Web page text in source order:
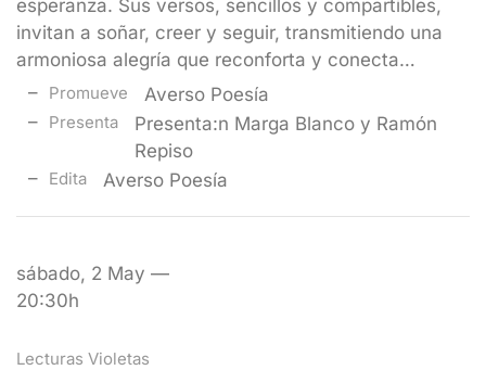
esperanza. Sus versos, sencillos y compartibles,
invitan a soñar, creer y seguir, transmitiendo una
armoniosa alegría que reconforta y conecta…
Promueve Averso Poesía
Presenta
Presenta:n Marga Blanco y Ramón
Repiso
Edita Averso Poesía
sábado, 2 May —
20:30h
Lecturas Violetas